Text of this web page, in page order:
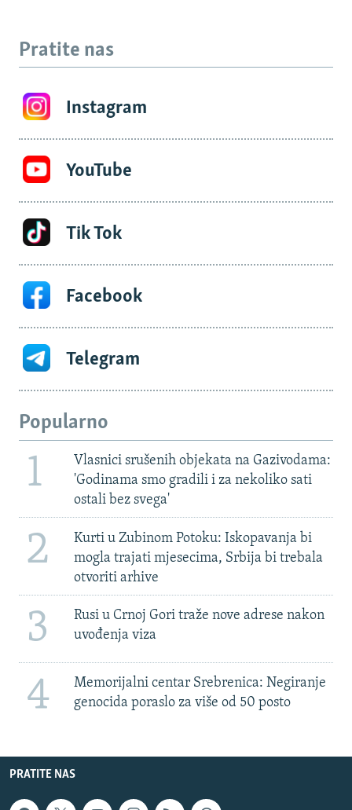
Pratite nas
Instagram
YouTube
Tik Tok
Facebook
Telegram
Popularno
1
Vlasnici srušenih objekata na Gazivodama:
'Godinama smo gradili i za nekoliko sati
ostali bez svega'
2
Kurti u Zubinom Potoku: Iskopavanja bi
mogla trajati mjesecima, Srbija bi trebala
otvoriti arhive
3
Rusi u Crnoj Gori traže nove adrese nakon
uvođenja viza
4
Memorijalni centar Srebrenica: Negiranje
genocida poraslo za više od 50 posto
PRATITE NAS